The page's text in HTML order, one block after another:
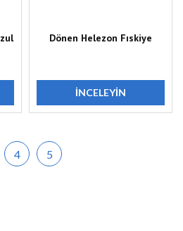
Dönen Helezon Fıskiye
İNCELEYIN
4 5